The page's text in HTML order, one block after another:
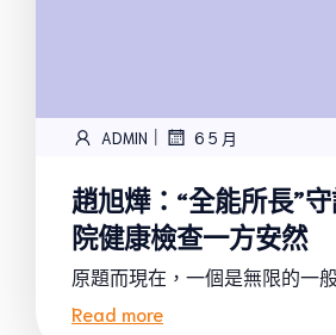
ADMIN | 6 5 月
趙旭燁：“全能所長”
院健康檢查一方安然
原題而現在，一個是無限的一
Read more